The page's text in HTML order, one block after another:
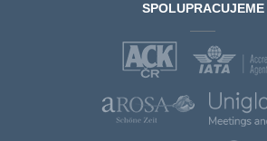
SPOLUPRACUJEME